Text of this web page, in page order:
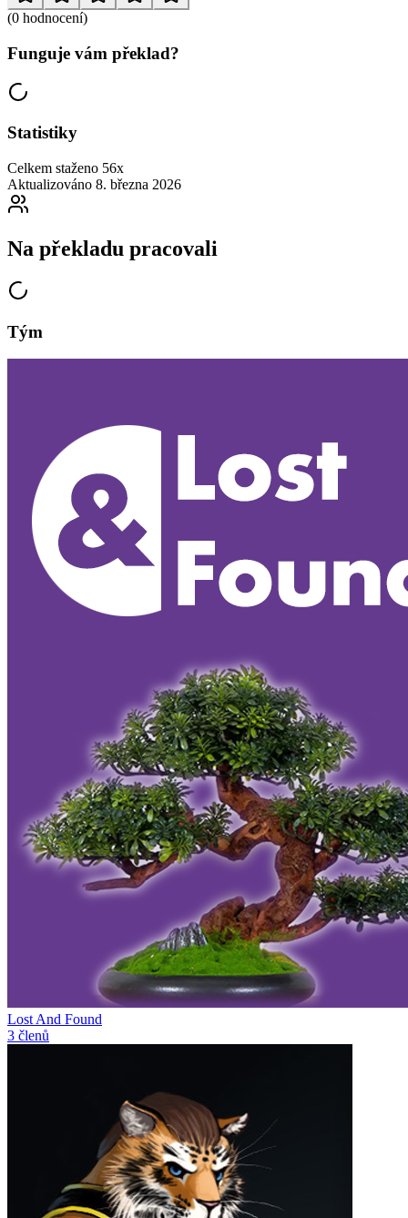
(0 hodnocení)
Funguje vám překlad?
Statistiky
Celkem staženo 56x
Aktualizováno 8. března 2026
Na překladu pracovali
Tým
Lost And Found
3 členů